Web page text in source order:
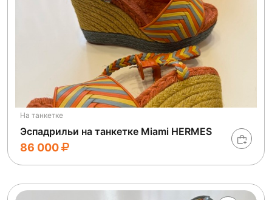
На танкетке
Эспадрильи на танкетке Miami HERMES
86 000